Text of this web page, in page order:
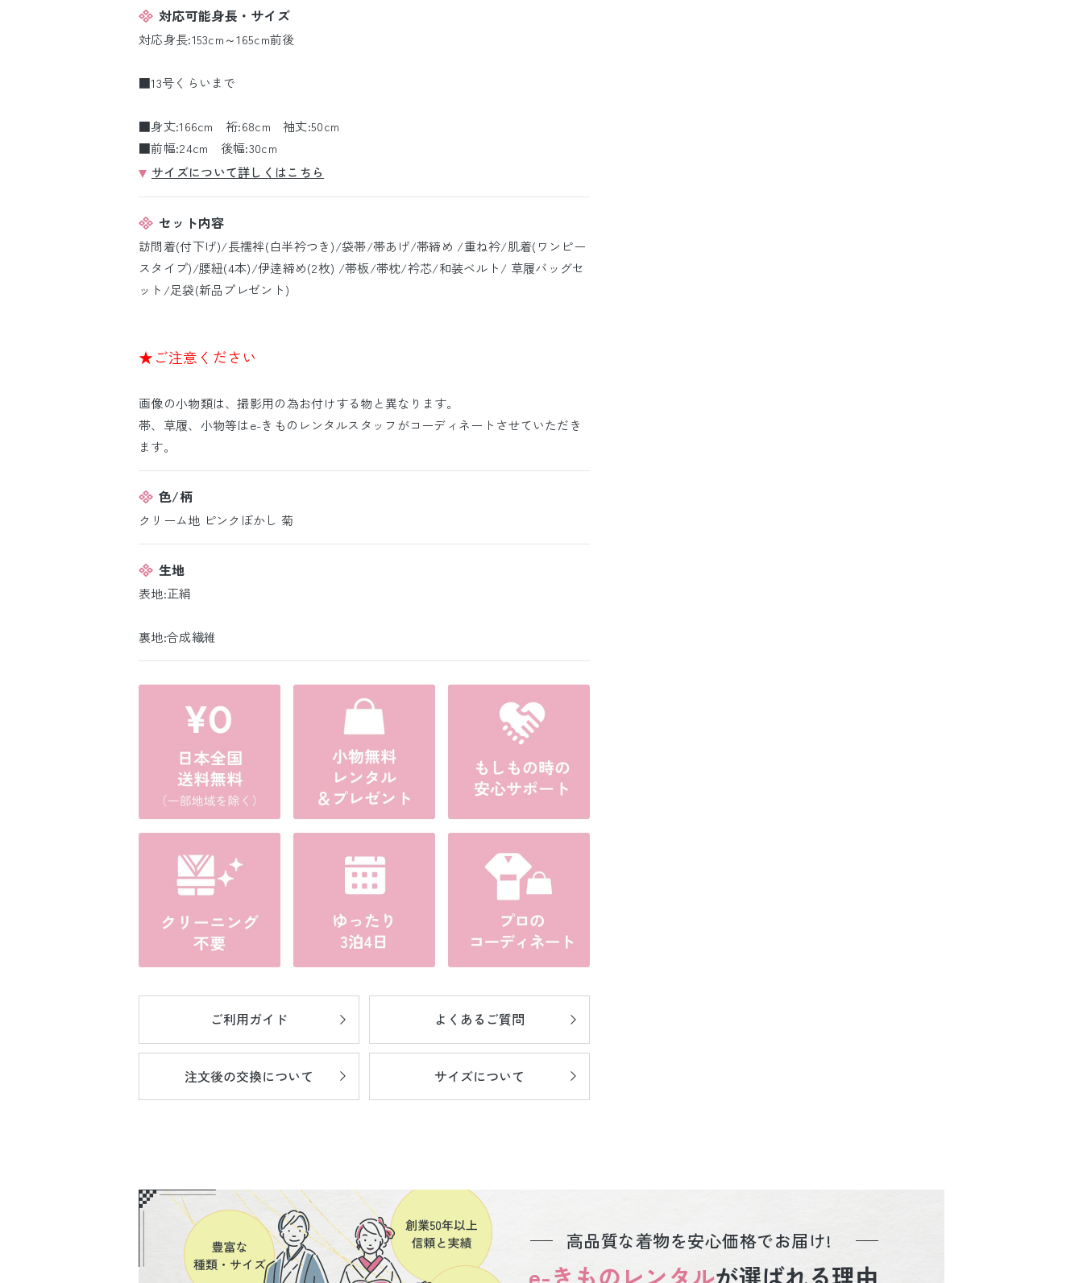
対応可能身長・サイズ
対応身長:153cm～165cm前後
■13号くらいまで
■身丈:166cm 裄:68cm 袖丈:50cm
■前幅:24cm 後幅:30cm
サイズについて詳しくはこちら
セット内容
訪問着(付下げ)/長襦袢(白半衿つき)/袋帯/帯あげ/帯締め /重ね衿/肌着(ワンピー
スタイプ)/腰紐(4本)/伊逹締め(2枚) /帯板/帯枕/衿芯/和装ベルト/ 草履バッグセ
ット/足袋(新品プレゼント)
★ご注意ください
画像の小物類は、撮影用の為お付けする物と異なります。
帯、草履、小物等はe-きものレンタルスタッフがコーディネートさせていただき
ます。
色/柄
クリーム地 ピンクぼかし 菊
生地
表地:正絹
裏地:合成繊維
ご利用ガイド よくあるご質問
注文後の交換について サイズについて
高品質な着物を安心価格でお届け!
e-きものレンタルが選ばれる理由